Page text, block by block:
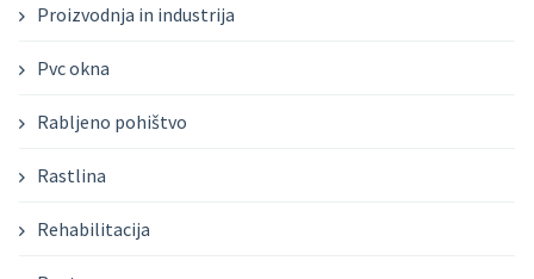
Proizvodnja in industrija
Pvc okna
Rabljeno pohištvo
Rastlina
Rehabilitacija